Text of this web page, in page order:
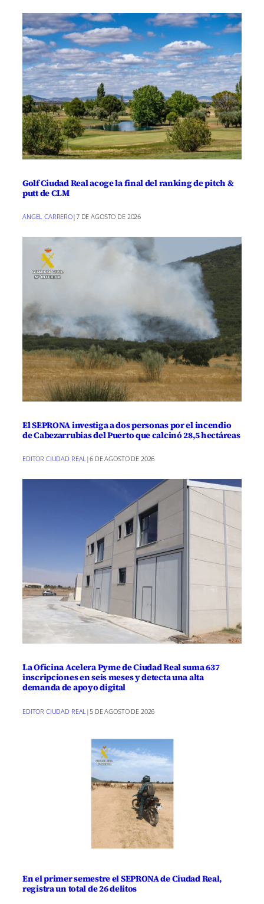
Golf Ciudad Real acoge la final del ranking de pitch &
putt de CLM
ANGEL CARRERO|7 DE AGOSTO DE 2026
El SEPRONA investiga a dos personas por el incendio
de Cabezarrubias del Puerto que calcinó 28,5 hectáreas
EDITOR CIUDAD REAL|6 DE AGOSTO DE 2026
La Oficina Acelera Pyme de Ciudad Real suma 637
inscripciones en seis meses y detecta una alta
demanda de apoyo digital
EDITOR CIUDAD REAL | 5 DE AGOSTO DE 2026
En el primer semestre el SEPRONA de Ciudad Real,
registra un total de 26 delitos